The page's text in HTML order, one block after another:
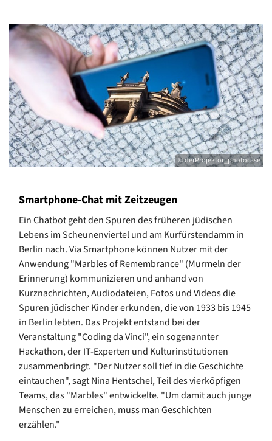
© derProjektor_photocase
Smartphone-Chat mit Zeitzeugen
Ein Chatbot geht den Spuren des früheren jüdischen
Lebens im Scheunenviertel und am Kurfürstendamm in
Berlin nach. Via Smartphone können Nutzer mit der
Anwendung "Marbles of Remembrance" (Murmeln der
Erinnerung) kommunizieren und anhand von
Kurznachrichten, Audiodateien, Fotos und Videos die
Spuren jüdischer Kinder erkunden, die von 1933 bis 1945
in Berlin lebten. Das Projekt entstand bei der
Veranstaltung "Coding da Vinci", ein sogenannter
Hackathon, der IT-Experten und Kulturinstitutionen
zusammenbringt. "Der Nutzer soll tief in die Geschichte
eintauchen", sagt Nina Hentschel, Teil des vierköpfigen
Teams, das "Marbles" entwickelte. "Um damit auch junge
Menschen zu erreichen, muss man Geschichten
erzählen."